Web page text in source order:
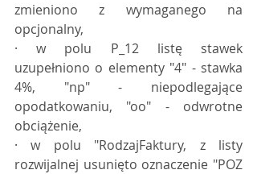
zmieniono z wymaganego na
opcjonalny,
· w polu P_12 listę stawek
uzupełniono o elementy "4" - stawka
4%, "np" - niepodlegające
opodatkowaniu, "oo" - odwrotne
obciążenie,
· w polu "RodzajFaktury, z listy
rozwijalnej usunięto oznaczenie "POZ